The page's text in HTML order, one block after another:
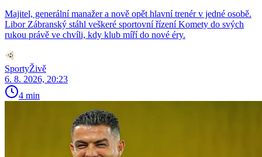
Majitel, generální manažer a nově opět hlavní trenér v jedné osobě.
Libor Zábranský stáhl veškeré sportovní řízení Komety do svých
rukou právě ve chvíli, kdy klub míří do nové éry.
SportyŽivě
6. 8. 2026, 20:23
4 min